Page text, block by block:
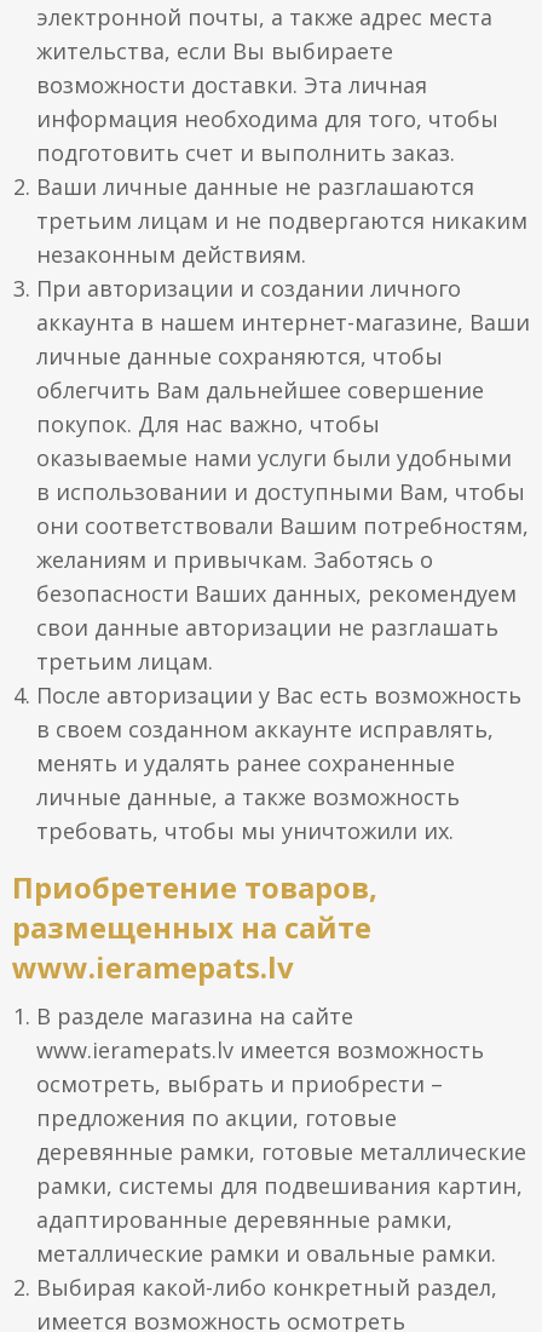
электронной почты, а также адрес места
жительства, если Вы выбираете
возможности доставки. Эта личная
информация необходима для того, чтобы
подготовить счет и выполнить заказ.
Ваши личные данные не разглашаются
третьим лицам и не подвергаются никаким
незаконным действиям.
При авторизации и создании личного
аккаунта в нашем интернет-магазине, Ваши
личные данные сохраняются, чтобы
облегчить Вам дальнейшее совершение
покупок. Для нас важно, чтобы
оказываемые нами услуги были удобными
в использовании и доступными Вам, чтобы
они соответствовали Вашим потребностям,
желаниям и привычкам. Заботясь о
безопасности Ваших данных, рекомендуем
свои данные авторизации не разглашать
третьим лицам.
После авторизации у Вас есть возможность
в своем созданном аккаунте исправлять,
менять и удалять ранее сохраненные
личные данные, а также возможность
требовать, чтобы мы уничтожили их.
Приобретение товаров,
размещенных на сайте
www.ieramepats.lv
В разделе магазина на сайте
www.ieramepats.lv имеется возможность
осмотреть, выбрать и приобрести –
предложения по акции, готовые
деревянные рамки, готовые металлические
рамки, системы для подвешивания картин,
адаптированные деревянные рамки,
металлические рамки и овальные рамки.
Выбирая какой-либо конкретный раздел,
имеется возможность осмотреть